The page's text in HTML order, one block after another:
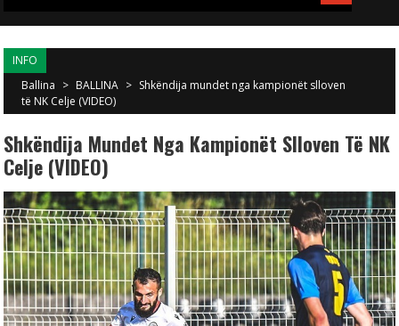
INFO
Ballina > BALLINA > Shkëndija mundet nga kampionët slloven
të NK Celje (VIDEO)
Shkëndija Mundet Nga Kampionët Slloven Të NK
Celje (VIDEO)